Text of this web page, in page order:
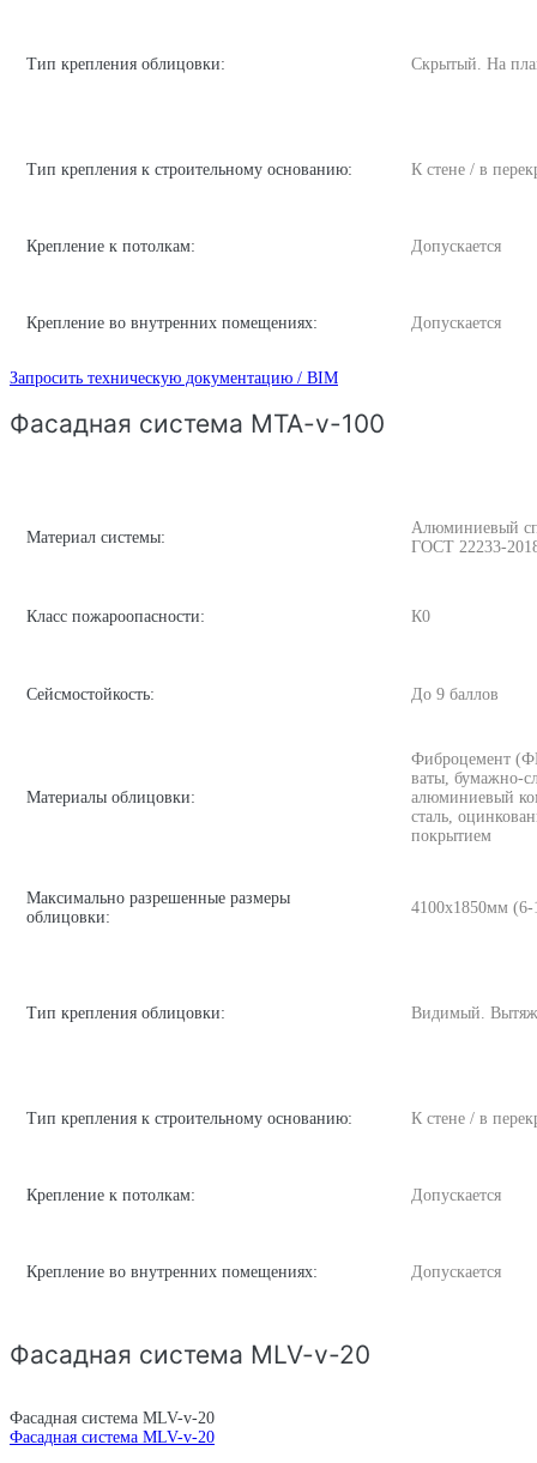
Тип крепления облицовки: Скрытый. На
Тип крепления к строительному основанию: К стене / в
Крепление к потолкам: Допускается
Крепление во внутренних помещениях: Допускается
Запросить техническую документацию / BIM
Фасадная система MTA-v-100
Материал системы:
Алюминиевый
ГОСТ 22233-
Класс пожароопасности: К0
Сейсмостойкость: До 9 баллов
Материалы облицовки:
Фиброцемент
ваты, бумажно-
алюминиевый
сталь,
покрытием
Максимально разрешенные размеры
облицовки:
4100х1850мм
Тип крепления облицовки: Видимый.
Тип крепления к строительному основанию: К стене / в
Крепление к потолкам: Допускается
Крепление во внутренних помещениях: Допускается
Фасадная система MLV-v-20
Фасадная система MLV-v-20
Фасадная система MLV-v-20